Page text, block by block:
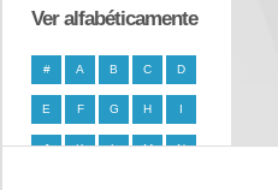
Ver alfabéticamente
# A B C D
E F G H I
J K L M N